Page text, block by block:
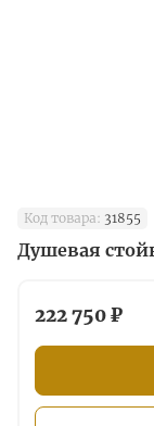
Код товара: 31855
Душевая
222 750 ₽